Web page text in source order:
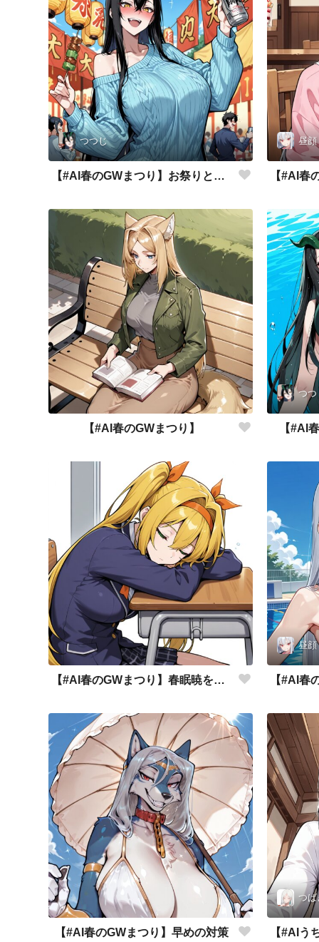
つつじ
【#AI春のGWまつり】お祭りと言えば
昼顔
【#AI春のGWまつり】
つつ
【#AI
【#AI春のGWまつり】春眠暁をなんちゃら
昼顔
【#AI春のGWまつり】早めの対策
つば